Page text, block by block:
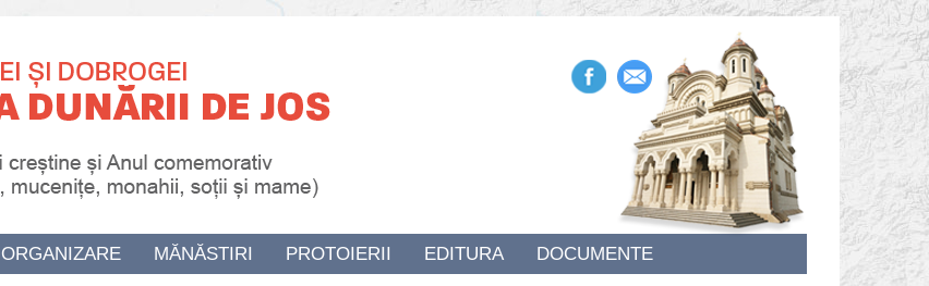
ORGANIZARE MĂNĂSTIRI PROTOIERII EDITURA DOCUMENTE